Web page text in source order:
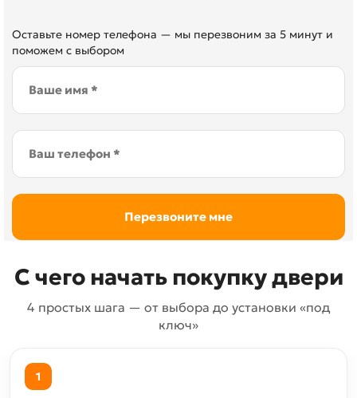
Оставьте номер телефона — мы перезвоним за 5 минут и
поможем с выбором
С чего начать покупку двери
4 простых шага — от выбора до установки «под
ключ»
1